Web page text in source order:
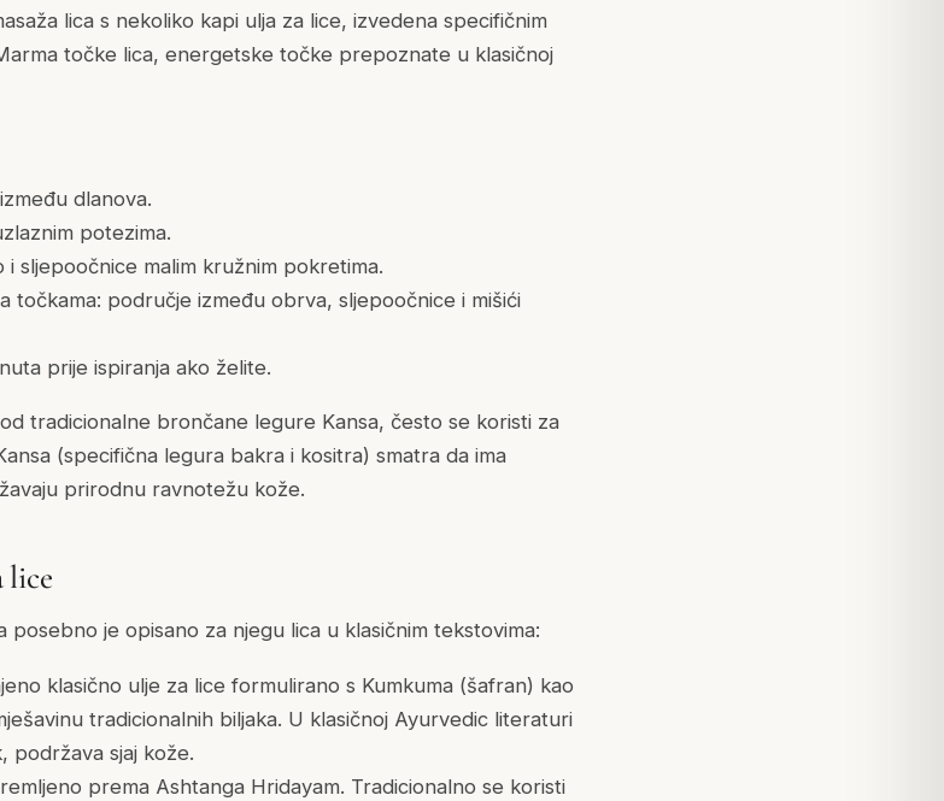
lica s nekoliko kapi ulja za lice, izvedena specifičnim
točke lica, energetske točke prepoznate u klasičnoj
dlanova.
potezima.
sljepoočnice malim kružnim pokretima.
točkama: područje između obrva, sljepoočnice i mišići
prije ispiranja ako želite.
tradicionalne brončane legure Kansa, često se koristi za
(specifična legura bakra i kositra) smatra da ima
prirodnu ravnotežu kože.
lice
posebno je opisano za njegu lica u klasičnim tekstovima:
klasično ulje za lice formulirano s Kumkuma (šafran) kao
tradicionalnih biljaka. U klasičnoj Ayurvedic literaturi
podržava sjaj kože.
prema Ashtanga Hridayam. Tradicionalno se koristi